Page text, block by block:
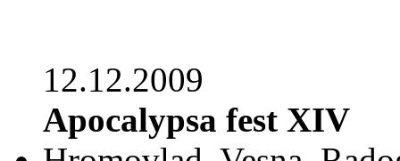
12.12.2009
Apocalypsa fest XIV